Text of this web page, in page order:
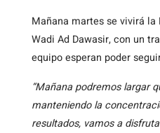
Mañana martes se vivirá
Wadi Ad Dawasir, con un
equipo esperan poder
“Mañana podremos largar
manteniendo la
resultados, vamos a